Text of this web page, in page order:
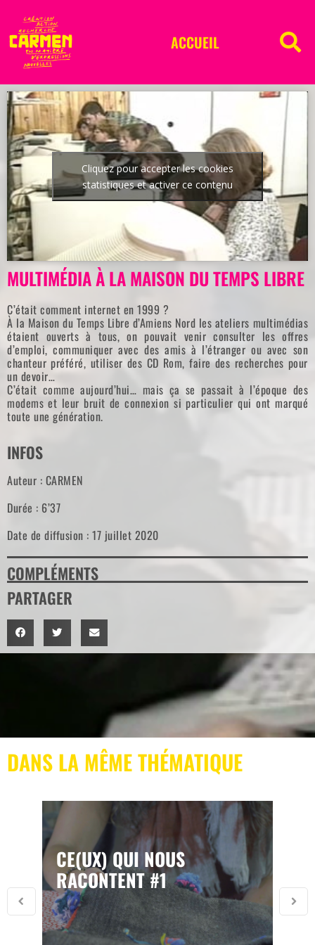
ACCUEIL
Cliquez pour accepter les cookies
statistiques et activer ce contenu
MULTIMÉDIA À LA MAISON DU TEMPS LIBRE
C’était comment internet en 1999 ?
À la Maison du Temps Libre d’Amiens Nord les ateliers multimédias
étaient ouverts à tous, on pouvait venir consulter les offres
d’emploi, communiquer avec des amis à l’étranger ou avec son
chanteur préféré, utiliser des CD Rom, faire des recherches pour
un devoir…
C’était comme aujourd’hui… mais ça se passait à l’époque des
modems et leur bruit de connexion si particulier qui ont marqué
toute une génération.
INFOS
Auteur : CARMEN
Durée : 6’37
Date de diffusion : 17 juillet 2020
COMPLÉMENTS
PARTAGER
DANS LA MÊME THÉMATIQUE
CE(UX) QUI NOUS
RACONTENT #1